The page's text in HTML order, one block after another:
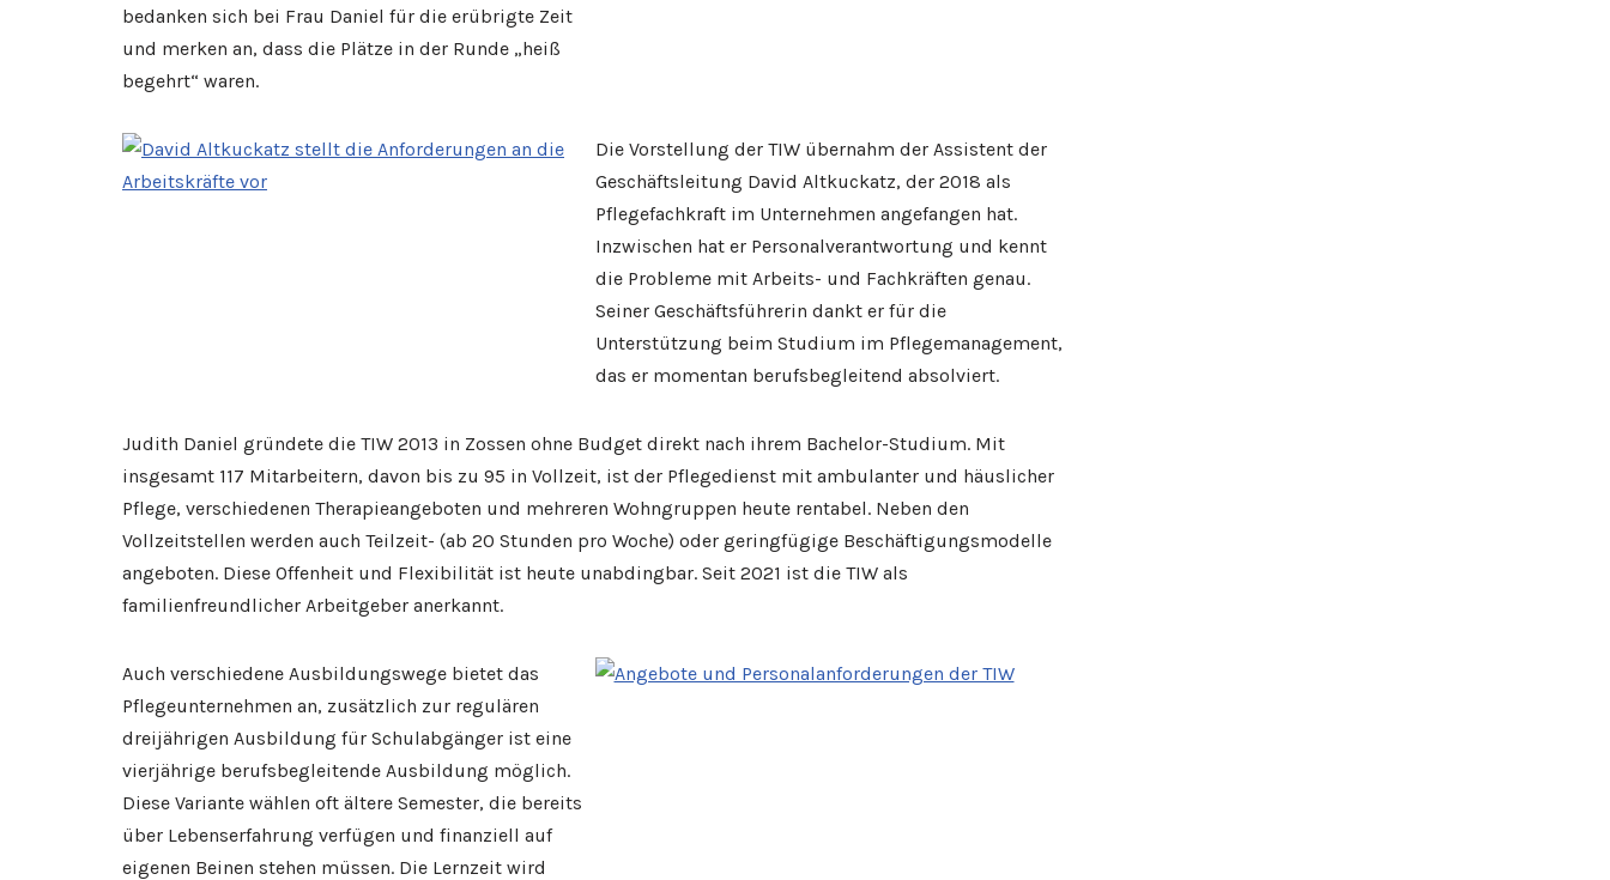
bedanken sich bei Frau Daniel für die erübrigte Zeit
und merken an, dass die Plätze in der Runde „heiß
begehrt“ waren.
Die Vorstellung der TIW übernahm der Assistent der
Geschäftsleitung David Altkuckatz, der 2018 als
Pflegefachkraft im Unternehmen angefangen hat.
Inzwischen hat er Personalverantwortung und kennt
die Probleme mit Arbeits- und Fachkräften genau.
Seiner Geschäftsführerin dankt er für die
Unterstützung beim Studium im Pflegemanagement,
das er momentan berufsbegleitend absolviert.
Judith Daniel gründete die TIW 2013 in Zossen ohne Budget direkt nach ihrem Bachelor-Studium. Mit
insgesamt 117 Mitarbeitern, davon bis zu 95 in Vollzeit, ist der Pflegedienst mit ambulanter und häuslicher
Pflege, verschiedenen Therapieangeboten und mehreren Wohngruppen heute rentabel. Neben den
Vollzeitstellen werden auch Teilzeit- (ab 20 Stunden pro Woche) oder geringfügige Beschäftigungsmodelle
angeboten. Diese Offenheit und Flexibilität ist heute unabdingbar. Seit 2021 ist die TIW als
familienfreundlicher Arbeitgeber anerkannt.
Auch verschiedene Ausbildungswege bietet das
Pflegeunternehmen an, zusätzlich zur regulären
dreijährigen Ausbildung für Schulabgänger ist eine
vierjährige berufsbegleitende Ausbildung möglich.
Diese Variante wählen oft ältere Semester, die bereits
über Lebenserfahrung verfügen und finanziell auf
eigenen Beinen stehen müssen. Die Lernzeit wird